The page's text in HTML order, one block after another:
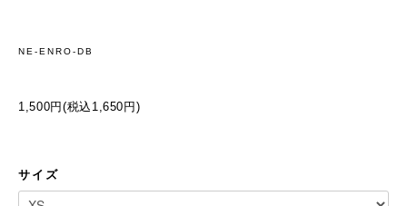
NE-ENRO-DB
1,500円(税込1,650円)
サイズ